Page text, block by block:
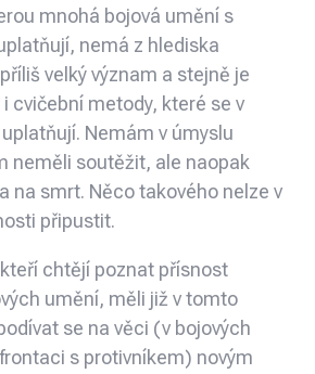
mnohá bojová umění s
nemá z hlediska
velký význam a stejně je
cvičební metody, které se v
Nemám v úmyslu
neměli soutěžit, ale naopak
na smrt. Něco takového nelze v
připustit.
chtějí poznat přísnost
umění, měli již v tomto
se na věci (v bojových
s protivníkem) novým